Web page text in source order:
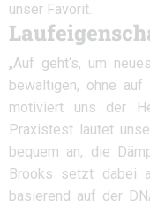
unser Favorit.
„Auf geht‘s, um
bewältigen, ohne
motiviert uns der
Praxistest lautet
bequem an, die
Brooks setzt dabei
basierend auf der